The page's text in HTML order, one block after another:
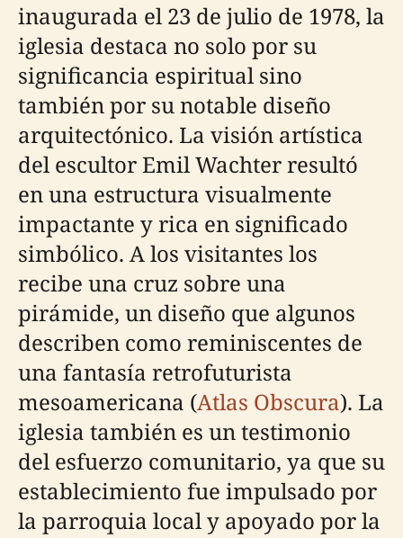
inaugurada el 23 de julio de 1978, la
iglesia destaca no solo por su
significancia espiritual sino
también por su notable diseño
arquitectónico. La visión artística
del escultor Emil Wachter resultó
en una estructura visualmente
impactante y rica en significado
simbólico. A los visitantes los
recibe una cruz sobre una
pirámide, un diseño que algunos
describen como reminiscentes de
una fantasía retrofuturista
mesoamericana (Atlas Obscura). La
iglesia también es un testimonio
del esfuerzo comunitario, ya que su
establecimiento fue impulsado por
la parroquia local y apoyado por la